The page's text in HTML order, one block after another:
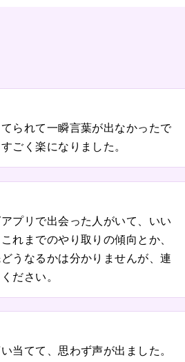
られて一瞬言葉が出なかったで
ごく楽になりました。
プリで出会った人がいて、いい
れまでのやり取りの傾向とか、
うなるかは分かりませんが、連
ださい。
当てて、思わず声が出ました。